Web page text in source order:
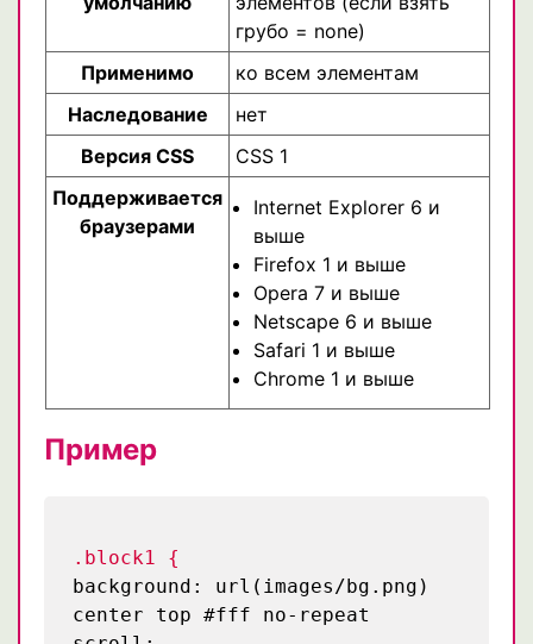
грубо = none)
Применимо
ко всем элементам
Наследование
нет
Версия CSS
CSS 1
Поддерживается
браузерами
Internet Explorer 6 и
выше
Firefox 1 и выше
Opera 7 и выше
Netscape 6 и выше
Safari 1 и выше
Chrome 1 и выше
Пример
.block1 {
background: url(images/bg.png)
center top #fff no-repeat